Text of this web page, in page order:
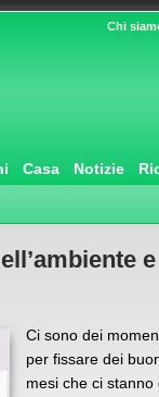
Chi
Casa Notizie
Ci sono dei
per fissare dei
mesi che ci